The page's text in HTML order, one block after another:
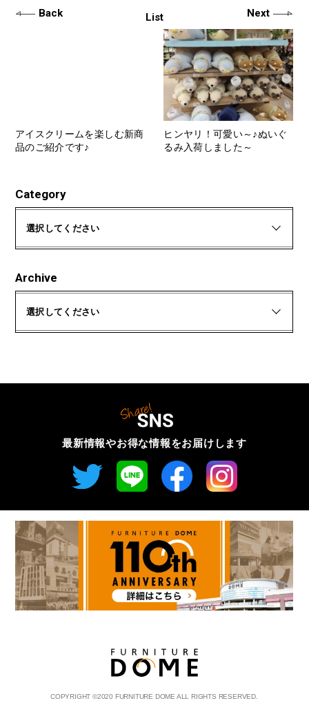
Back
アイスクリームを楽しむ新商
品のご紹介です♪
ヒンヤリ！可愛い～♪ぬいぐ
るみ入荷しました～
Next
List
Category
選択してください
Archive
選択してください
最新情報やお得な情報をお届けします
COPYRIGHT©2020 FURNITURE DOME ALL RIGHTS RESERVED.